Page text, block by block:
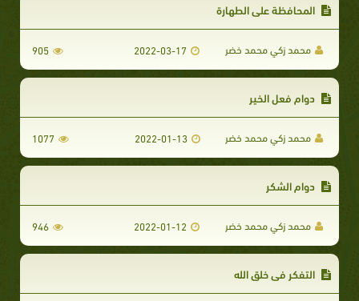
المحافظة على الطهارة
محمد زكي محمد خضر 2022-03-17
905
دوام فعل الخير
محمد زكي محمد خضر 2022-01-13
1077
دوام الشكر
محمد زكي محمد خضر 2022-01-12
946
التفكر في خلق الله